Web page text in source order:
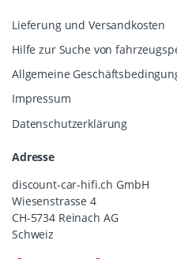
Lieferung und Versandkosten
Hilfe zur Suche von
Allgemeine
Impressum
Datenschutzerklärung
Adresse
discount-car-hifi.ch GmbH
Wiesenstrasse 4
CH-5734 Reinach AG
Schweiz